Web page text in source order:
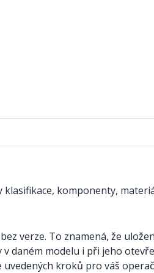
komponenty,
verze. To znamená, že
daném modelu i při jeho
kroků pro váš